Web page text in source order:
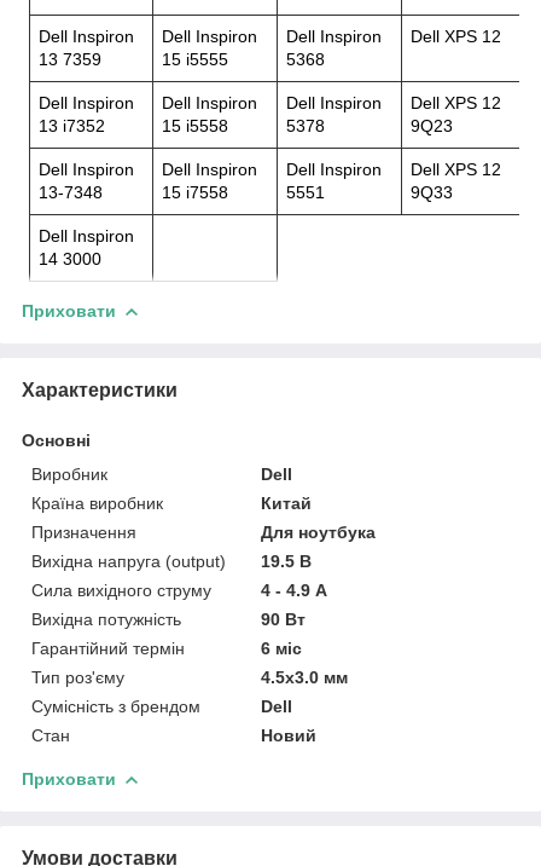
Dell Inspiron
13 7359
Dell Inspiron
15 i5555
Dell Inspiron
5368
Dell XPS 12
Dell Inspiron
13 i7352
Dell Inspiron
15 i5558
Dell Inspiron
5378
Dell XPS 12
9Q23
Dell Inspiron
13-7348
Dell Inspiron
15 i7558
Dell Inspiron
5551
Dell XPS 12
9Q33
Dell Inspiron
14 3000
Приховати
Характеристики
Основні
Виробник
Dell
Країна виробник
Китай
Призначення
Для ноутбука
Вихідна напруга (output)
19.5 В
Сила вихідного струму
4 - 4.9 А
Вихідна потужність
90 Вт
Гарантійний термін
6 міс
Тип роз'єму
4.5x3.0 мм
Сумісність з брендом
Dell
Стан
Новий
Приховати
Умови доставки